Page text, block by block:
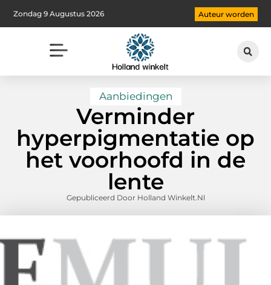
Zondag 9 Augustus 2026 Auteur worden
Aanbiedingen
Verminder
hyperpigmentatie op
het voorhoofd in de
lente
Gepubliceerd Door Holland Winkelt.nl